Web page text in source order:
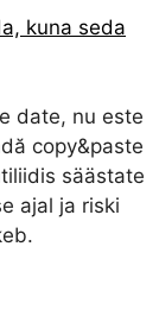
kuna seda
date, nu este
copy&paste
säästate
ajal ja riski